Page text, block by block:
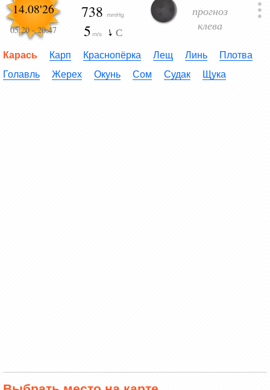
14.08'26
05:20-20:47
738mmHg
5 m/s С
прогноз
клева
Карась Карп Краснопёрка Лещ Линь
Плотва
Голавль
Жерех Окунь Сом Судак Щука